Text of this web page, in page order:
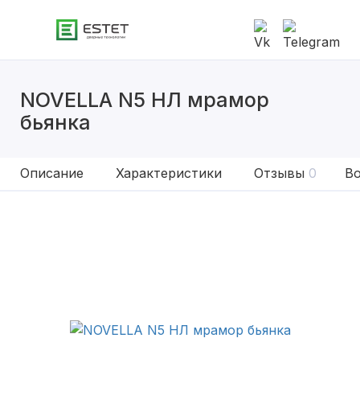
NOVELLA N5 НЛ мрамор
бьянка
Описание Характеристики Отзывы 0